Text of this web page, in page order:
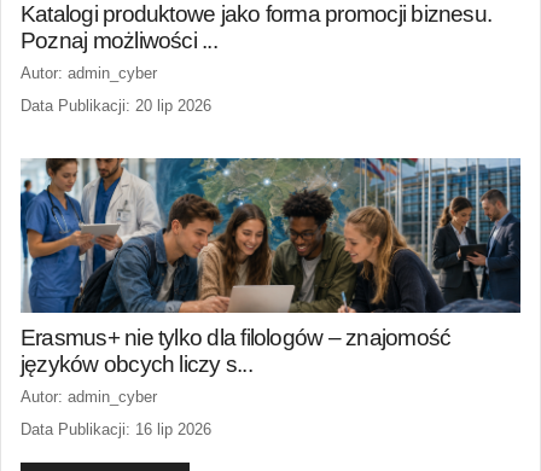
Katalogi produktowe jako forma promocji biznesu.
Poznaj możliwości ...
Autor: admin_cyber
Data Publikacji: 20 lip 2026
Erasmus+ nie tylko dla filologów – znajomość
języków obcych liczy s...
Autor: admin_cyber
Data Publikacji: 16 lip 2026